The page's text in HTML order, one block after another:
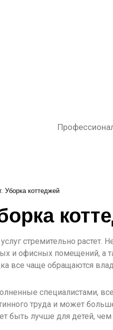
Уборка коттеджей
стремительно
и офисных помещений, а
все чаще обращаются
специалистами,
труда и может
быть лучше для детей,